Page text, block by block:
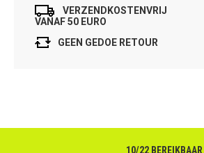
VERZENDKOSTENVRIJ
VANAF 50 EURO
GEEN GEDOE RETOUR
10/22 BEREIKBAAR